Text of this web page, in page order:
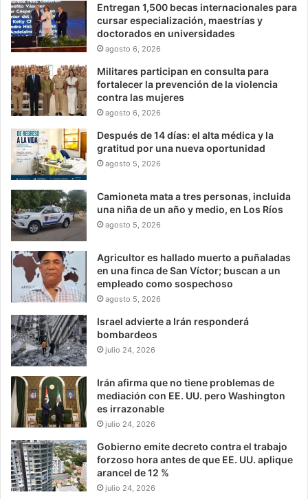
Entregan 1,500 becas internacionales para
cursar especialización, maestrías y
doctorados en universidades
agosto 6, 2026
Militares participan en consulta para
fortalecer la prevención de la violencia
contra las mujeres
agosto 6, 2026
Después de 14 días: el alta médica y la
gratitud por una nueva oportunidad
agosto 5, 2026
Camioneta mata a tres personas, incluida
una niña de un año y medio, en Los Ríos
agosto 5, 2026
Agricultor es hallado muerto a puñaladas
en una finca de San Víctor; buscan a un
empleado como sospechoso
agosto 5, 2026
Israel advierte a Irán responderá
bombardeos
julio 24, 2026
Irán afirma que no tiene problemas de
mediación con EE. UU. pero Washington
es irrazonable
julio 24, 2026
Gobierno emite decreto contra el trabajo
forzoso hora antes de que EE. UU. aplique
arancel de 12 %
julio 24, 2026